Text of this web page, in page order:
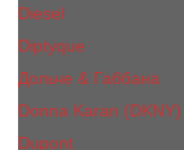
Diesel
Diptyque
Дольче & Габбана
Donna Karan (DKNY)
Dupont